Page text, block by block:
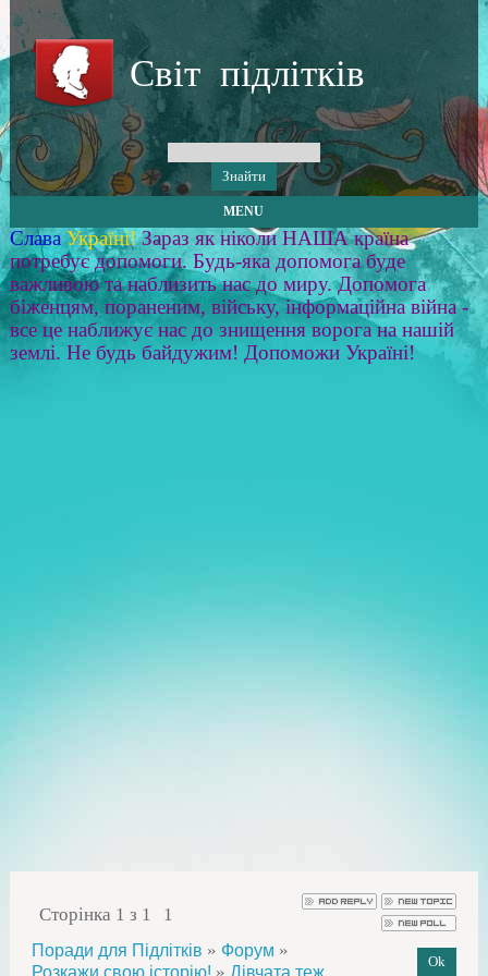
Світ підлітків
MENU
Слава Україні! Зараз як ніколи НАША країна
потребує допомоги. Будь-яка допомога буде
важливою та наблизить нас до миру. Допомога
біженцям, пораненим, війську, інформаційна війна -
все це наближує нас до знищення ворога на нашій
землі. Не будь байдужим! Допоможи Україні!
Сторінка 1 з 1 1
Поради для Підлітків » Форум »